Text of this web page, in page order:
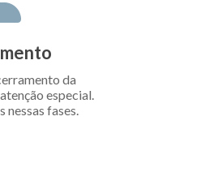
da
especial.
nessas fases.